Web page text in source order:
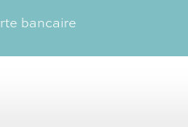
bancaire